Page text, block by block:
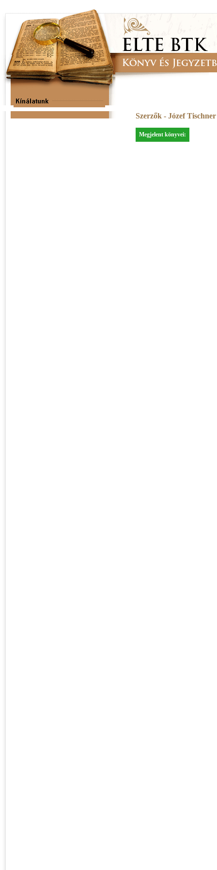
Szerzők - Józef
Megjelent könyvei: